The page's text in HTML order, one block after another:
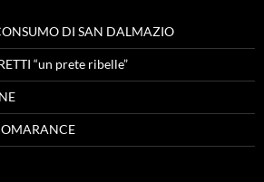
DI SAN DALMAZIO
“un prete ribelle”